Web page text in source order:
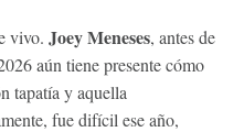
vivo. Joey Meneses, antes de
aún tiene presente cómo
tapatía y aquella
fue difícil ese año,